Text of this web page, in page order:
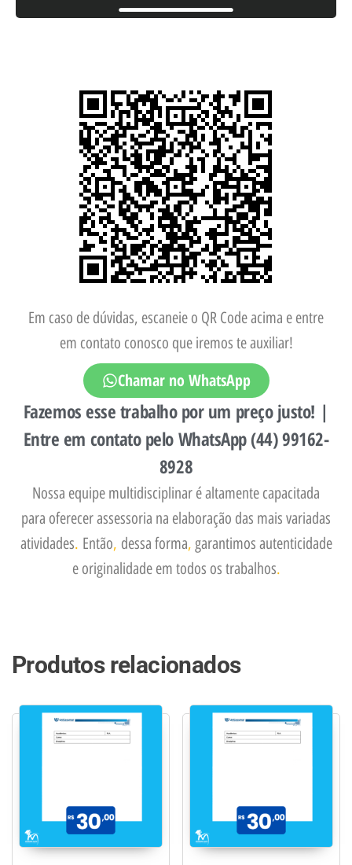
Em caso de dúvidas, escaneie o QR Code acima e entre
em contato conosco que iremos te auxiliar!
Chamar no WhatsApp
Fazemos esse trabalho por um preço justo! |
Entre em contato pelo WhatsApp (44) 99162-
8928
Nossa equipe multidisciplinar é altamente capacitada
para oferecer assessoria na elaboração das mais variadas
atividades. Então, dessa forma, garantimos autenticidade
e originalidade em todos os trabalhos.
Produtos relacionados